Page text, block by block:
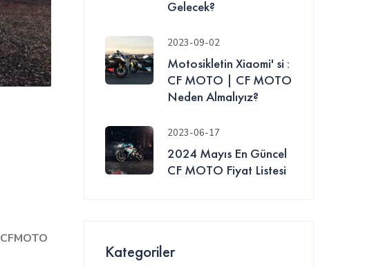
CFMOTO
Gelecek?
2023-09-02
Motosikletin Xiaomi' si :
CF MOTO | CF MOTO
Neden Almalıyız?
2023-06-17
2024 Mayıs En Güncel
CF MOTO Fiyat Listesi
Kategoriler